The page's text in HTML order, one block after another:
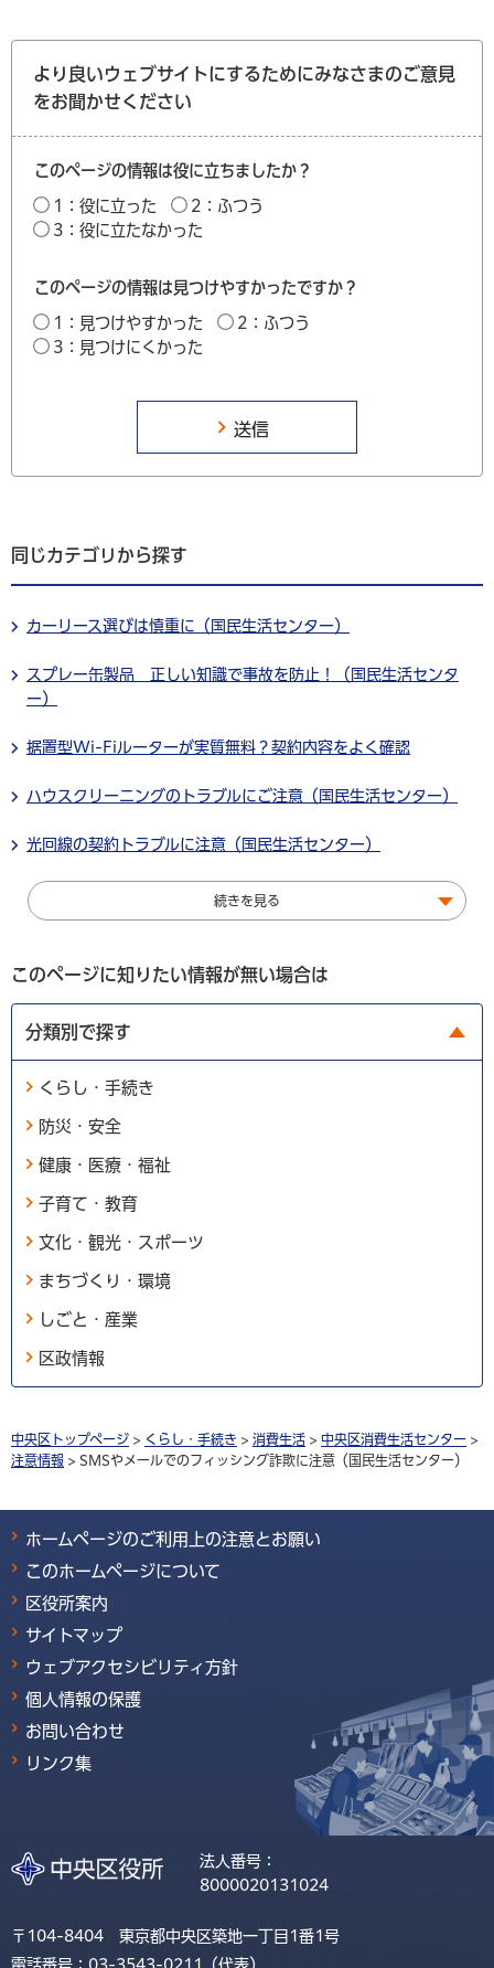
より良いウェブサイトにするためにみなさまのご意見
をお聞かせください
このページの情報は役に立ちましたか？
1：役に立った
2：ふつう
3：役に立たなかった
このページの情報は見つけやすかったですか？
1：見つけやすかった
2：ふつう
3：見つけにくかった
同じカテゴリから探す
カーリース選びは慎重に（国民生活センター）
スプレー缶製品 正しい知識で事故を防止！（国民生活センタ
ー）
据置型Wi-Fiルーターが実質無料？契約内容をよく確認
ハウスクリーニングのトラブルにご注意（国民生活センター）
光回線の契約トラブルに注意（国民生活センター）
続きを見る
このページに知りたい情報が無い場合は
分類別で探す
くらし・手続き
防災・安全
健康・医療・福祉
子育て・教育
文化・観光・スポーツ
まちづくり・環境
しごと・産業
区政情報
中央区トップページ > くらし・手続き > 消費生活 > 中央区消費生活センター >
注意情報 > SMSやメールでのフィッシング詐欺に注意（国民生活センター）
ホームページのご利用上の注意とお願い
このホームページについて
区役所案内
サイトマップ
ウェブアクセシビリティ方針
個人情報の保護
お問い合わせ
リンク集
法人番号：
8000020131024
〒104-8404 東京都中央区築地一丁目1番1号
電話番号：03-3543-0211（代表）